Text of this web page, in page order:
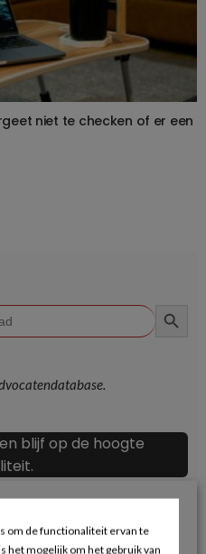
niet te checken of er een
blijf op de hoogte
om de functionaliteit ervan te
het mogelijk om het gebruik van